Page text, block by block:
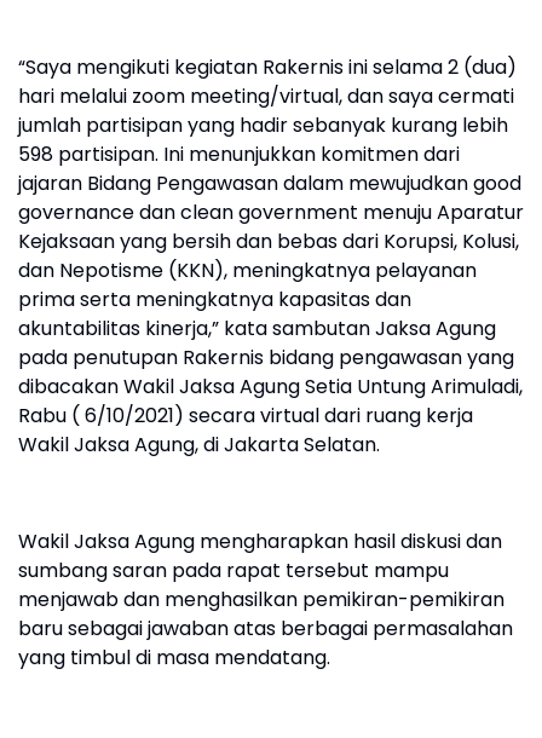
“Saya mengikuti kegiatan Rakernis ini selama 2 (dua)
hari melalui zoom meeting/virtual, dan saya cermati
jumlah partisipan yang hadir sebanyak kurang lebih
598 partisipan. Ini menunjukkan komitmen dari
jajaran Bidang Pengawasan dalam mewujudkan good
governance dan clean government menuju Aparatur
Kejaksaan yang bersih dan bebas dari Korupsi, Kolusi,
dan Nepotisme (KKN), meningkatnya pelayanan
prima serta meningkatnya kapasitas dan
akuntabilitas kinerja,” kata sambutan Jaksa Agung
pada penutupan Rakernis bidang pengawasan yang
dibacakan Wakil Jaksa Agung Setia Untung Arimuladi,
Rabu ( 6/10/2021) secara virtual dari ruang kerja
Wakil Jaksa Agung, di Jakarta Selatan.
Wakil Jaksa Agung mengharapkan hasil diskusi dan
sumbang saran pada rapat tersebut mampu
menjawab dan menghasilkan pemikiran-pemikiran
baru sebagai jawaban atas berbagai permasalahan
yang timbul di masa mendatang.